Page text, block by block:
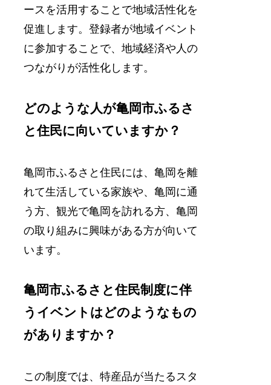
ースを活用することで地域活性化を
促進します。登録者が地域イベント
に参加することで、地域経済や人の
つながりが活性化します。
どのような人が亀岡市ふるさ
と住民に向いていますか？
亀岡市ふるさと住民には、亀岡を離
れて生活している家族や、亀岡に通
う方、観光で亀岡を訪れる方、亀岡
の取り組みに興味がある方が向いて
います。
亀岡市ふるさと住民制度に伴
うイベントはどのようなもの
がありますか？
この制度では、特産品が当たるスタ